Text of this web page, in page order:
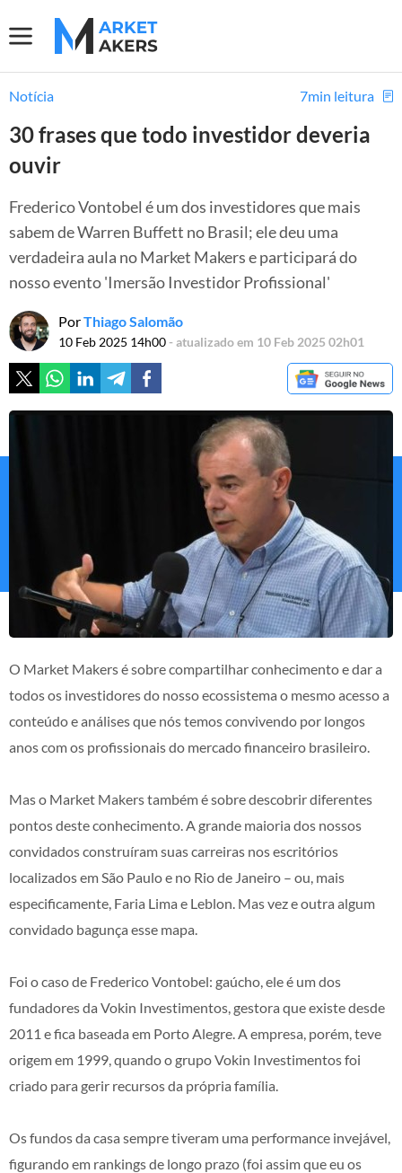
Notícia 7min leitura
30 frases que todo investidor deveria
ouvir
Frederico Vontobel é um dos investidores que mais
sabem de Warren Buffett no Brasil; ele deu uma
verdadeira aula no Market Makers e participará do
nosso evento 'Imersão Investidor Profissional'
PorThiago Salomão
10 Feb 2025 14h00- atualizado em 10 Feb 2025 02h01
O Market Makers é sobre compartilhar conhecimento e dar a
todos os investidores do nosso ecossistema o mesmo acesso a
conteúdo e análises que nós temos convivendo por longos
anos com os profissionais do mercado financeiro brasileiro.
Mas o Market Makers também é sobre descobrir diferentes
pontos deste conhecimento. A grande maioria dos nossos
convidados construíram suas carreiras nos escritórios
localizados em São Paulo e no Rio de Janeiro – ou, mais
especificamente, Faria Lima e Leblon. Mas vez e outra algum
convidado bagunça esse mapa.
Foi o caso de Frederico Vontobel: gaúcho, ele é um dos
fundadores da Vokin Investimentos, gestora que existe desde
2011 e fica baseada em Porto Alegre. A empresa, porém, teve
origem em 1999, quando o grupo Vokin Investimentos foi
criado para gerir recursos da própria família.
Os fundos da casa sempre tiveram uma performance invejável,
figurando em rankings de longo prazo (foi assim que eu os